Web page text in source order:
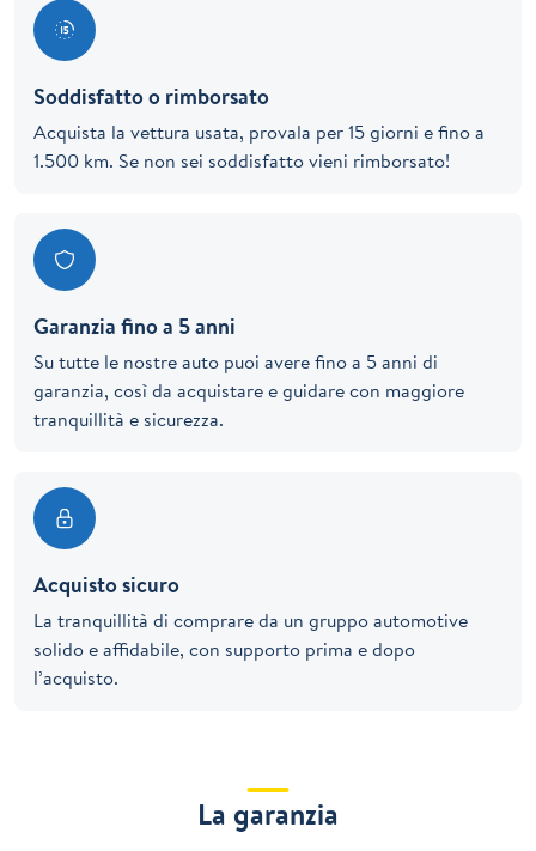
Soddisfatto o rimborsato
Acquista la vettura usata, provala per 15 giorni e fino a
1.500 km. Se non sei soddisfatto vieni rimborsato!
Garanzia fino a 5 anni
Su tutte le nostre auto puoi avere fino a 5 anni di
garanzia, così da acquistare e guidare con maggiore
tranquillità e sicurezza.
Acquisto sicuro
La tranquillità di comprare da un gruppo automotive
solido e affidabile, con supporto prima e dopo
l’acquisto.
La garanzia